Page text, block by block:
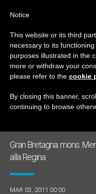
GIORNO
ULTIME NOTIZIE
Gran Bretagna: mons.
alla Regina
MAR 03, 2011 00:00
Notice
This website or its third
necessary to its
purposes illustrated in the
more or withdraw your
please refer to the cookie
By closing this banner,
continuing to browse